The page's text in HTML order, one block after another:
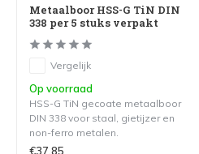
Metaalboor HSS-G TiN DIN
338 per 5 stuks verpakt
Vergelijk
Op voorraad
HSS-G TiN gecoate metaalboor
DIN 338 voor staal, gietijzer en
non-ferro metalen.
€37,85